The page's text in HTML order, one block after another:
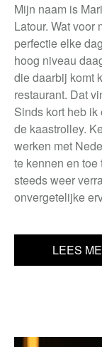
Mijn naam is
Latour. Wat voor
perfectie elke
hoog niveau
die daarbij komt
restaurant. Dat
Sinds kort heb
de kaastrolley.
werken met
te kennen en
steeds weer
onvergetelijke
LEES